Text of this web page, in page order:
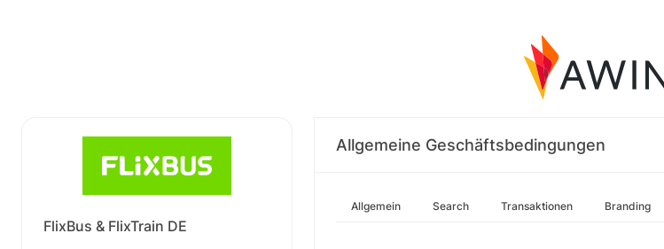
FlixBus & FlixTrain DE
Allgemeine Geschäftsbedingungen
Allgemein Search Transaktionen Branding